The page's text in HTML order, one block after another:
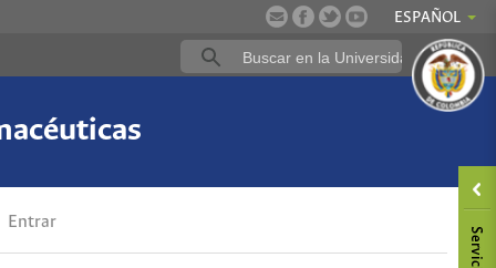
ESPAÑOL
Entrar